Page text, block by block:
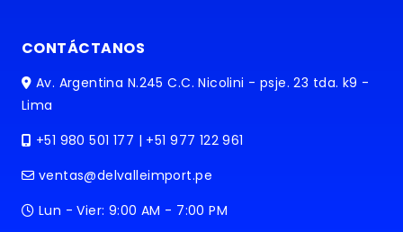
CONTÁCTANOS
Av. Argentina N.245 C.C. Nicolini - psje. 23 tda. k9 -
Lima
+51 980 501 177 | +51 977 122 961
ventas@delvalleimport.pe
Lun - Vier: 9:00 AM - 7:00 PM